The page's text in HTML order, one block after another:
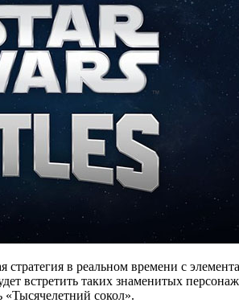
стратегия в реальном времени с
встретить таких знаменитых
сокол».